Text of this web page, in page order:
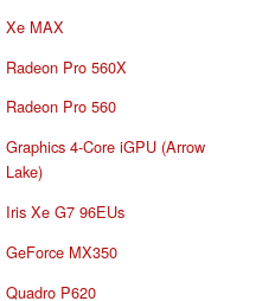
Xe MAX
Radeon Pro 560X
Radeon Pro 560
Graphics 4-Core iGPU (Arrow
Lake)
Iris Xe G7 96EUs
GeForce MX350
Quadro P620